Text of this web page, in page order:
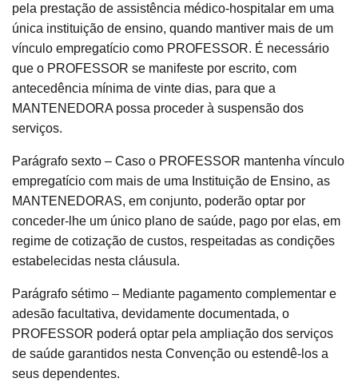
pela prestação de assistência médico-hospitalar em uma
única instituição de ensino, quando mantiver mais de um
vínculo empregatício como PROFESSOR. É necessário
que o PROFESSOR se manifeste por escrito, com
antecedência mínima de vinte dias, para que a
MANTENEDORA possa proceder à suspensão dos
serviços.
Parágrafo sexto – Caso o PROFESSOR mantenha vínculo
empregatício com mais de uma Instituição de Ensino, as
MANTENEDORAS, em conjunto, poderão optar por
conceder-lhe um único plano de saúde, pago por elas, em
regime de cotização de custos, respeitadas as condições
estabelecidas nesta cláusula.
Parágrafo sétimo – Mediante pagamento complementar e
adesão facultativa, devidamente documentada, o
PROFESSOR poderá optar pela ampliação dos serviços
de saúde garantidos nesta Convenção ou estendê-los a
seus dependentes.